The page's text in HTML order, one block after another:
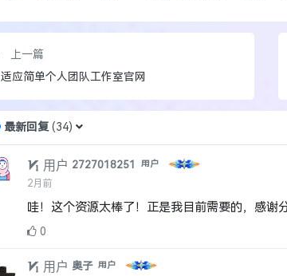
上一篇
适应简单个人团队工作室官网
最新回复( 34)
用户 2727018251 用户
2月前
哇！这个资源太棒了！正是我目前需要的，感谢分
0
用户 奥子 用户